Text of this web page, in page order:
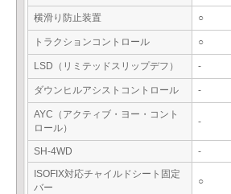
横滑り防止装置 ○
トラクションコントロール ○
LSD（リミテッドスリップデフ） -
ダウンヒルアシストコントロール -
AYC（アクティブ・ヨー・コント
ロール）
-
SH-4WD
-
ISOFIX対応チャイルドシート固定
バー
○